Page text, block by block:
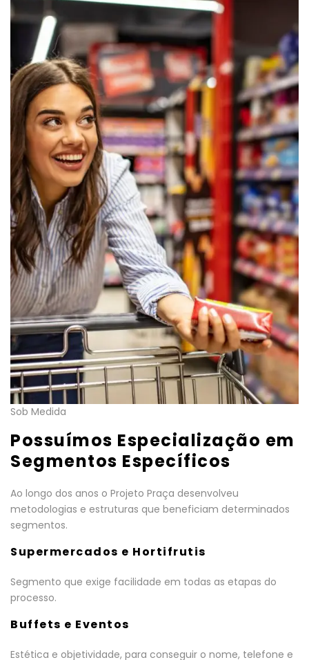
Sob Medida
Possuímos Especialização em
Segmentos Específicos
Ao longo dos anos o Projeto Praça desenvolveu
metodologias e estruturas que beneficiam determinados
segmentos.
Supermercados e Hortifrutis
Segmento que exige facilidade em todas as etapas do
processo.
Buffets e Eventos
Estética e objetividade, para conseguir o nome, telefone e